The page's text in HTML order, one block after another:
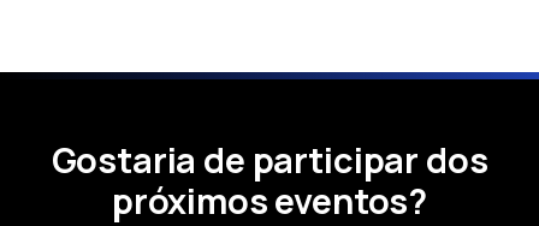
Gostaria de participar dos
próximos eventos?